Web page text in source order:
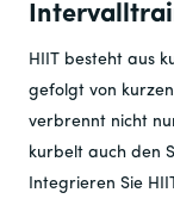
HIIT besteht aus
gefolgt von
verbrennt nicht
kurbelt auch den
Integrieren Sie